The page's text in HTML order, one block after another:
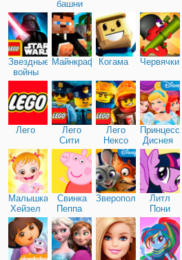
башни
Звездные
войны
МайнкрафтКогама Червячки
Лего
Лего
Сити
Лего
Нексо
Найтс
Принцессы
Диснея
Малышка
Хейзел
Свинка
Пеппа
Зверополис
Литл
Пони
Дружба